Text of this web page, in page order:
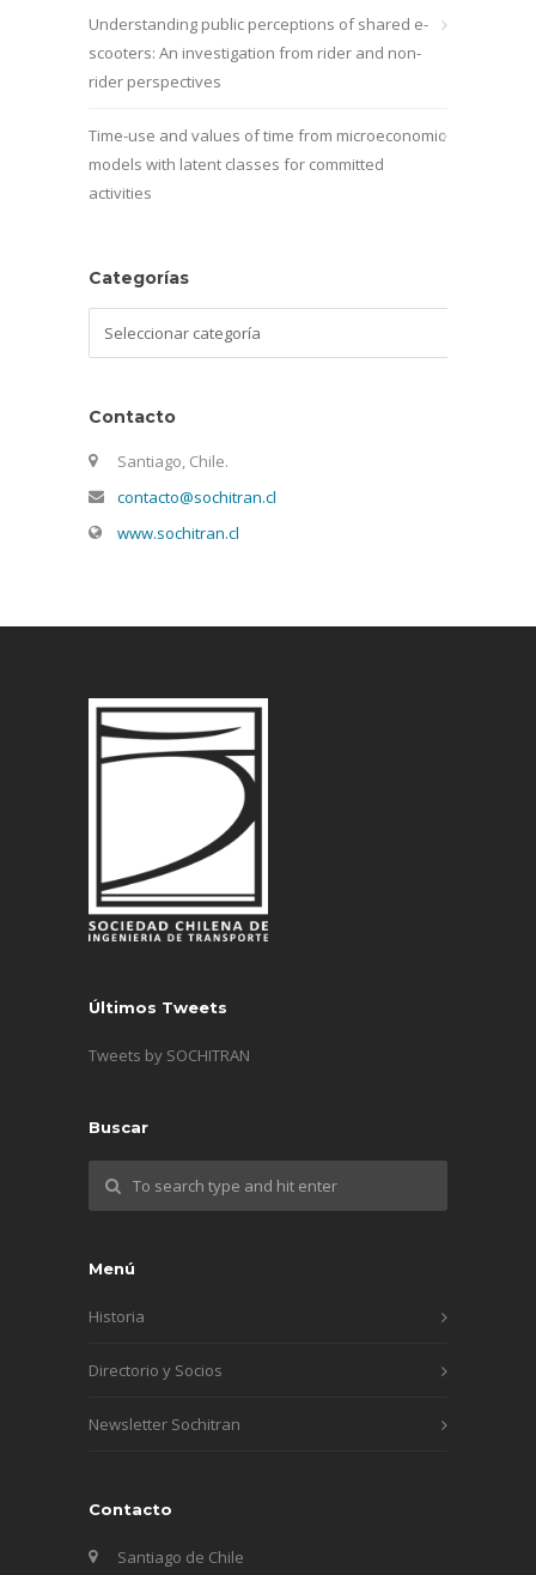
Understanding public perceptions of shared e-
scooters: An investigation from rider and non-
rider perspectives
Time-use and values of time from microeconomic
models with latent classes for committed
activities
Categorías
Contacto
Santiago, Chile.
contacto@sochitran.cl
www.sochitran.cl
Últimos Tweets
Tweets by SOCHITRAN
Buscar
Menú
Historia
Directorio y Socios
Newsletter Sochitran
Contacto
Santiago de Chile